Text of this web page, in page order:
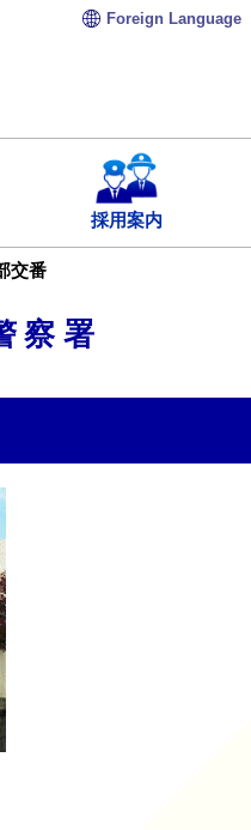
Foreign Language
採用案内
交番
察署